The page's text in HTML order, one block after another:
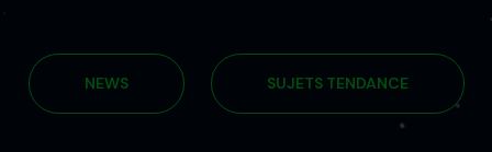
NEWS SUJETS TENDANCE